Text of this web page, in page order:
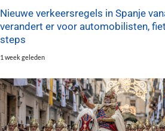
Nieuwe verkeersregels in Spanje
verandert er voor automobilisten,
steps
1 week geleden